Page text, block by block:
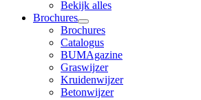
Bekijk alles
Brochures
open
dropdown
menu
Brochures
Catalogus
BUMAgazine
Graswijzer
Kruidenwijzer
Betonwijzer